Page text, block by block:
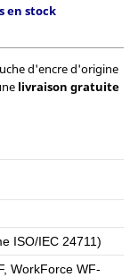
en stock
d'encre d'origine
livraison gratuite
ISO/IEC 24711)
WorkForce WF-